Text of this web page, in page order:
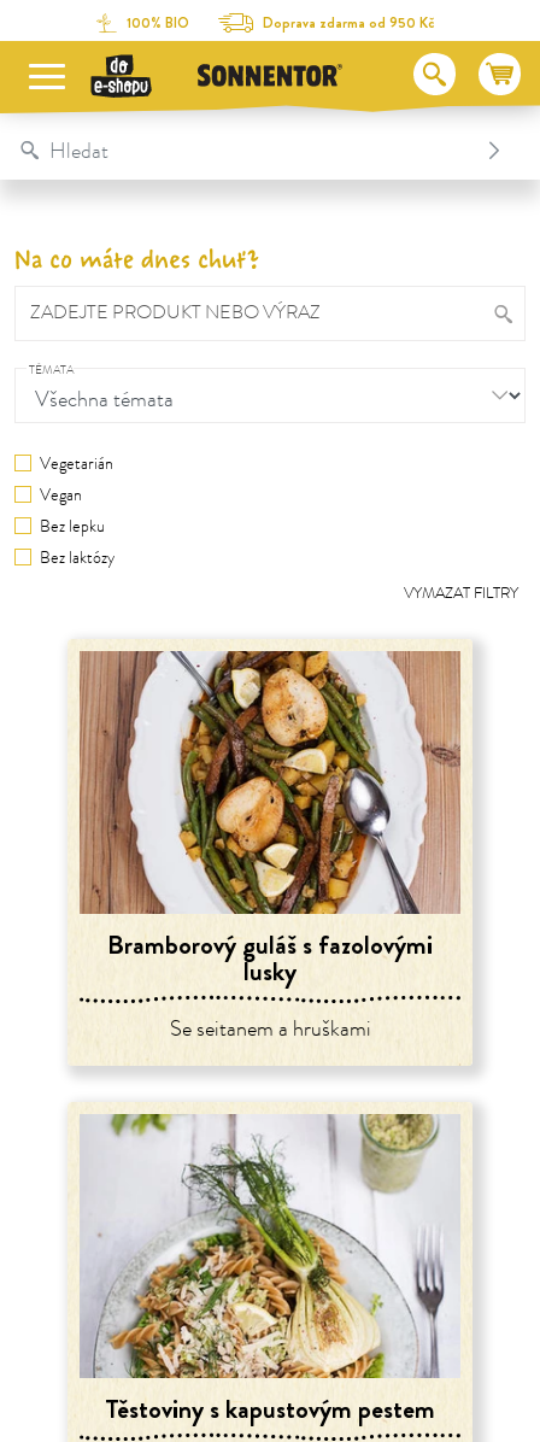
Na obsah stránky
Na seznam obsahu
100% BIO Doprava zdarma od 950 Kč
Table Of Content
Na co máte dnes chuť?
ZADEJTE PRODUKT NEBO VÝRAZ
TÉMATA
Vegetarián
Vegan
Bez lepku
Bez laktózy
VYMAZAT FILTRY
Bramborový guláš s fazolovými
lusky
Se seitanem a hruškami
Těstoviny s kapustovým pestem